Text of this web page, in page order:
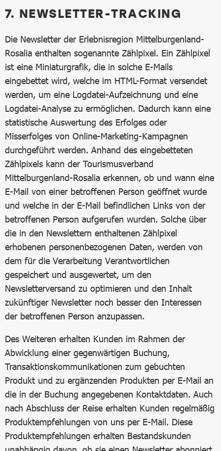
7. NEWSLETTER-TRACKING
Die Newsletter der Erlebnisregion Mittelburgenland-
Rosalia enthalten sogenannte Zählpixel. Ein Zählpixel
ist eine Miniaturgrafik, die in solche E-Mails
eingebettet wird, welche im HTML-Format versendet
werden, um eine Logdatei-Aufzeichnung und eine
Logdatei-Analyse zu ermöglichen. Dadurch kann eine
statistische Auswertung des Erfolges oder
Misserfolges von Online-Marketing-Kampagnen
durchgeführt werden. Anhand des eingebetteten
Zählpixels kann der Tourismusverband
Mittelburgenland-Rosalia erkennen, ob und wann eine
E-Mail von einer betroffenen Person geöffnet wurde
und welche in der E-Mail befindlichen Links von der
betroffenen Person aufgerufen wurden. Solche über
die in den Newslettern enthaltenen Zählpixel
erhobenen personenbezogenen Daten, werden von
dem für die Verarbeitung Verantwortlichen
gespeichert und ausgewertet, um den
Newsletterversand zu optimieren und den Inhalt
zukünftiger Newsletter noch besser den Interessen
der betroffenen Person anzupassen.
Des Weiteren erhalten Kunden im Rahmen der
Abwicklung einer gegenwärtigen Buchung,
Transaktionskommunikationen zum gebuchten
Produkt und zu ergänzenden Produkten per E-Mail an
die in der Buchung angegebenen Kontaktdaten. Auch
nach Abschluss der Reise erhalten Kunden regelmäßig
Produktempfehlungen von uns per E-Mail. Diese
Produktempfehlungen erhalten Bestandskunden